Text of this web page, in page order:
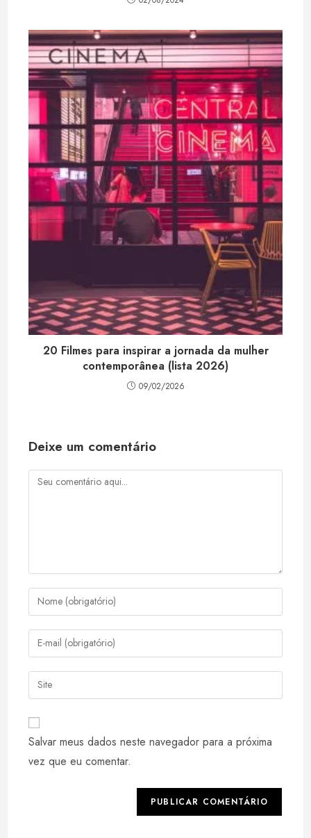
20 Filmes para inspirar a jornada da mulher
contemporânea (lista 2026)
09/02/2026
Deixe um comentário
Comentário
Digite
seu
nome
ou
de
usuário
para
comentar
Digite
seu
endereço
de
para
comentar
Digite
o
do
seu
site
Salvar meus dados neste navegador para a próxima
vez que eu comentar.